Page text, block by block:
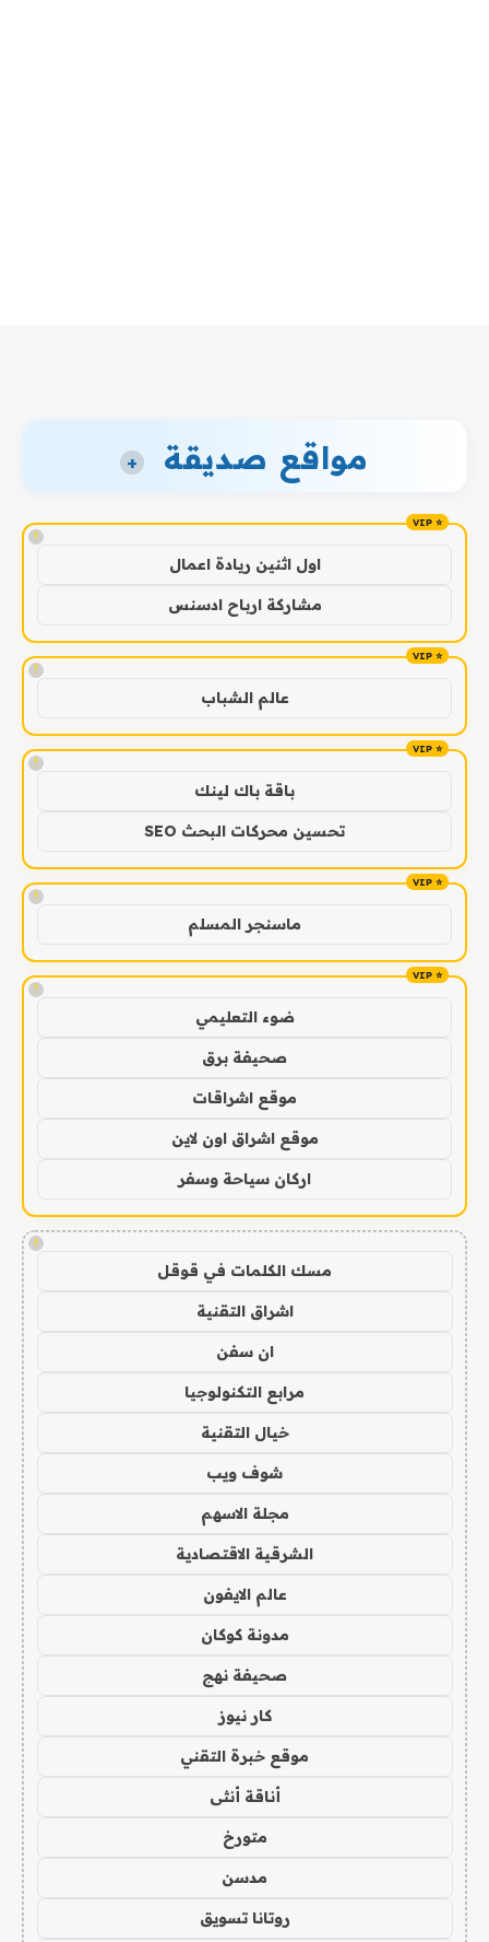
مواقع صديقة +
!
اول اثنين ريادة اعمال
مشاركة ارباح ادسنس
!
عالم الشباب
!
باقة باك لينك
تحسين محركات البحث SEO
!
ماسنجر المسلم
!
ضوء التعليمي
صحيفة برق
موقع اشراقات
موقع اشراق اون لاين
اركان سياحة وسفر
!
مسك الكلمات في قوقل
اشراق التقنية
ان سفن
مرابع التكنولوجيا
خيال التقنية
شوف ويب
مجلة الاسهم
الشرقية الاقتصادية
عالم الايفون
مدونة كوكان
صحيفة نهج
كار نيوز
موقع خبرة التقني
أناقة أنثى
متورخ
مدسن
روتانا تسويق